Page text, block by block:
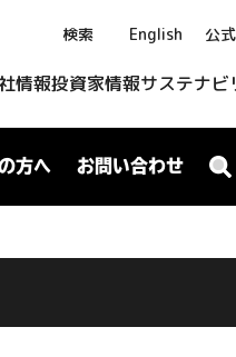
検索 English 公
情報投資家情報サステナビ
方へ お問い合わせ